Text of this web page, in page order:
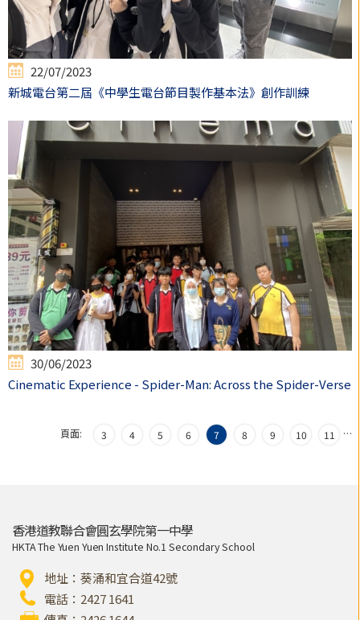
22/07/2023
新城電台第二屆《中學生電台節目製作基本法》創作訓練
30/06/2023
Cinematic Experience - Spider-Man: Across the Spider-Verse
頁面: …
3 4 5 6 7 8 9 10 11
香港道教聯合會圓玄學院第一中學
HKTA The Yuen Yuen Institute No.1 Secondary School
地址：葵涌和宜合道42號
電話：2427 1641